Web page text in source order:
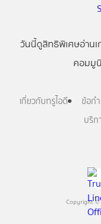
Copyright ©
วันนี้ดูสิทธิพิเศษอ่าน
คอมมู
เกี่ยวกับทรูไอดี ข้อก
บริก